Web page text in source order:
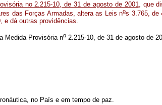
no 2.215-10, de 31 de agosto de 2001, que
das Forças Armadas, altera as Leis nos 3.765, de
e dá outras providências.
Medida Provisória no 2.215-10, de 31 de agosto de
no País e em tempo de paz.